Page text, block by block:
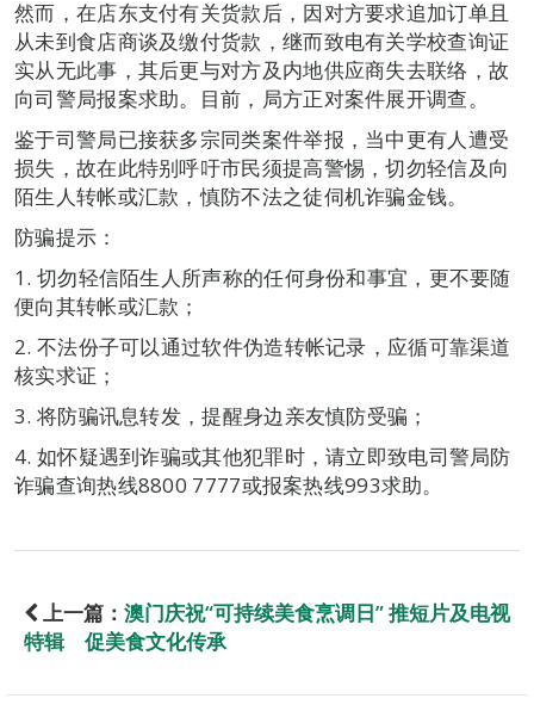
然而，在店东支付有关货款后，因对方要求追加订单且
从未到食店商谈及缴付货款，继而致电有关学校查询证
实从无此事，其后更与对方及内地供应商失去联络，故
向司警局报案求助。目前，局方正对案件展开调查。
鉴于司警局已接获多宗同类案件举报，当中更有人遭受
损失，故在此特别呼吁市民须提高警惕，切勿轻信及向
陌生人转帐或汇款，慎防不法之徒伺机诈骗金钱。
防骗提示：
1. 切勿轻信陌生人所声称的任何身份和事宜，更不要随
便向其转帐或汇款；
2. 不法份子可以通过软件伪造转帐记录，应循可靠渠道
核实求证；
3. 将防骗讯息转发，提醒身边亲友慎防受骗；
4. 如怀疑遇到诈骗或其他犯罪时，请立即致电司警局防
诈骗查询热线8800 7777或报案热线993求助。
上一篇： 澳门庆祝“可持续美食烹调日” 推短片及电视
特辑 促美食文化传承